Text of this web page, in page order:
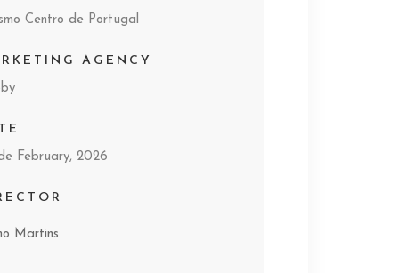
Centro de Portugal
AGENCY
February, 2026
Martins